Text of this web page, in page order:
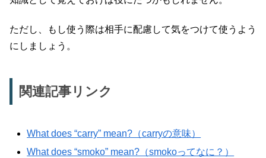
ただし、もし使う際は相手に配慮して気をつけて使うよう
にしましょう。
関連記事リンク
What does “carry” mean?（carryの意味）
What does “smoko” mean?（smokoってなに？）